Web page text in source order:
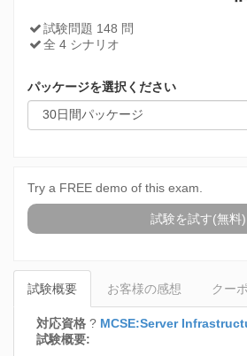
試験問題 148 問
全 4 シナリオ
パッケージを選択ください
Try a FREE demo of this exam.
試験を試す(無料)
試験概要 お客様の感想 クー
対応資格 ? MCSE:Server
試験概要: